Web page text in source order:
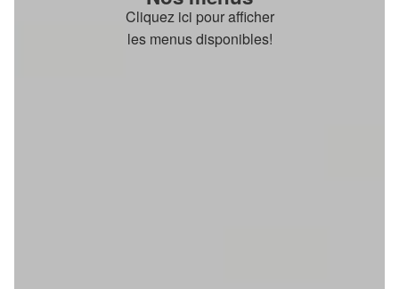
Cliquez ici pour afficher
les menus disponibles!